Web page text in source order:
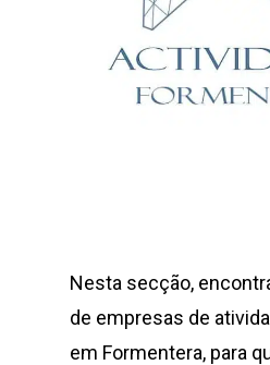
Nesta secção,
de empresas de
em Formentera, para